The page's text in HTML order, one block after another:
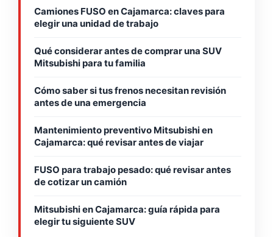
Camiones FUSO en Cajamarca: claves para
elegir una unidad de trabajo
Qué considerar antes de comprar una SUV
Mitsubishi para tu familia
Cómo saber si tus frenos necesitan revisión
antes de una emergencia
Mantenimiento preventivo Mitsubishi en
Cajamarca: qué revisar antes de viajar
FUSO para trabajo pesado: qué revisar antes
de cotizar un camión
Mitsubishi en Cajamarca: guía rápida para
elegir tu siguiente SUV